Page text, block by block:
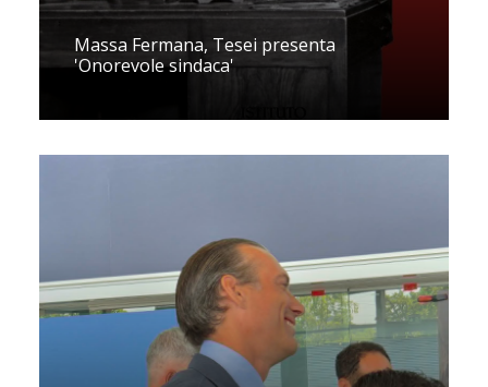
Massa Fermana, Tesei presenta
'Onorevole sindaca'